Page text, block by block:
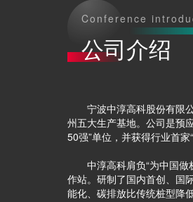
Conference
公司介绍
宁波中淳高科股份有限公
州五大生产基地。公司是预
50强”单位，并获得行业首家
中淳高科肩负“为中国做
作站。研制了国内首创、国
能化、碳排放比传统桩型降